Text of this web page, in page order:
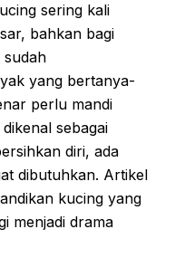
sering kali
bahkan bagi
sudah
yang bertanya-
perlu mandi
sebagai
diri, ada
dibutuhkan. Artikel
kucing yang
menjadi drama